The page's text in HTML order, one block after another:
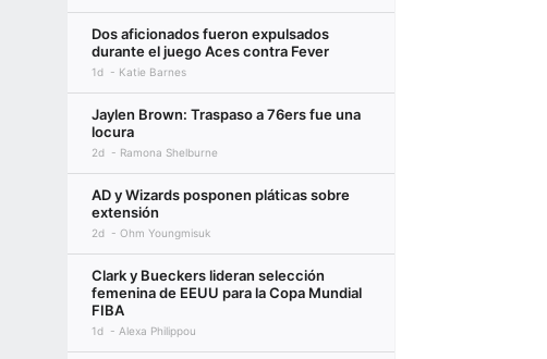
Dos aficionados fueron expulsados
durante el juego Aces contra Fever
1d Katie Barnes
Jaylen Brown: Traspaso a 76ers fue una
locura
2d Ramona Shelburne
AD y Wizards posponen pláticas sobre
extensión
2d Ohm Youngmisuk
Clark y Bueckers lideran selección
femenina de EEUU para la Copa Mundial
FIBA
1d Alexa Philippou